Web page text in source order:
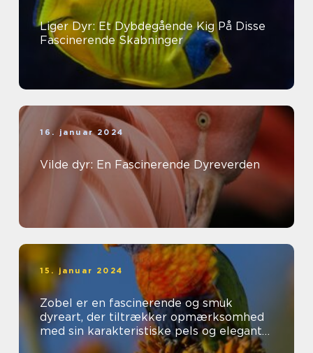
Liger Dyr: Et Dybdegående Kig På Disse
Fascinerende Skabninger
16. januar 2024
Vilde dyr: En Fascinerende Dyreverden
15. januar 2024
Zobel er en fascinerende og smuk
dyreart, der tiltrækker opmærksomhed
med sin karakteristiske pels og elegante
udseende